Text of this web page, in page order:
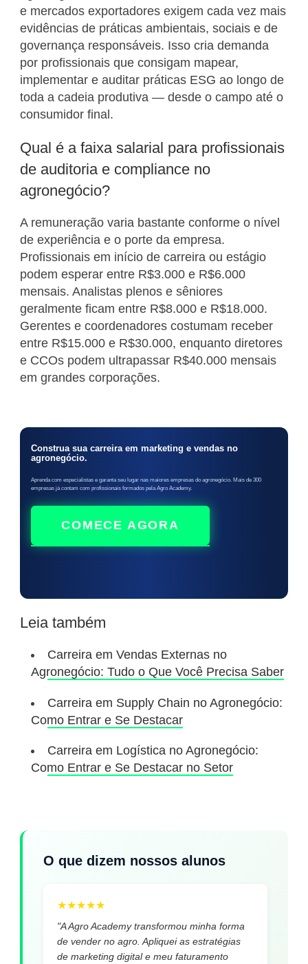
e mercados exportadores exigem cada vez mais
evidências de práticas ambientais, sociais e de
governança responsáveis. Isso cria demanda
por profissionais que consigam mapear,
implementar e auditar práticas ESG ao longo de
toda a cadeia produtiva — desde o campo até o
consumidor final.
Qual é a faixa salarial para profissionais
de auditoria e compliance no
agronegócio?
A remuneração varia bastante conforme o nível
de experiência e o porte da empresa.
Profissionais em início de carreira ou estágio
podem esperar entre R$3.000 e R$6.000
mensais. Analistas plenos e sêniores
geralmente ficam entre R$8.000 e R$18.000.
Gerentes e coordenadores costumam receber
entre R$15.000 e R$30.000, enquanto diretores
e CCOs podem ultrapassar R$40.000 mensais
em grandes corporações.
Construa sua carreira em marketing e vendas no
agronegócio.
Aprenda com especialistas e garanta seu lugar nas maiores empresas do agronegócio. Mais de 300
empresas já contam com profissionais formados pela Agro Academy.
COMECE AGORA
Leia também
Carreira em Vendas Externas no
Agronegócio: Tudo o Que Você Precisa Saber
Carreira em Supply Chain no Agronegócio:
Como Entrar e Se Destacar
Carreira em Logística no Agronegócio:
Como Entrar e Se Destacar no Setor
O que dizem nossos alunos
★★★★★
"A Agro Academy transformou minha forma
de vender no agro. Apliquei as estratégias
de marketing digital e meu faturamento